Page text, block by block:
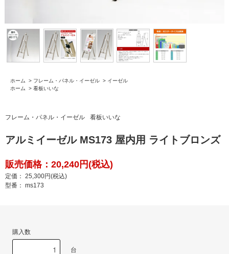
ホーム > フレーム・パネル・イーゼル > イーゼル
ホーム
> 看板いいな
フレーム・パネル・イーゼル 看板いいな
アルミイーゼル MS173 屋内用 ライトブロンズ
販売価格：20,240円(税込)
定価： 25,300円(税込)
型番： ms173
購入数
台